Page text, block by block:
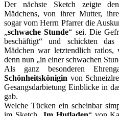
Der nächste Sketch zeigte
Mädchens, von ihrer Mutter,
sogar vom Herrn Pfarrer die
„schwache Stunde“ sei. Die
beschäftigt“ und schickten
Mädchen war letztendlich ratlos,
denn nun „in einer schwachen
Als ganz besonderen
Schönheitskönigin von
Gesangsdarbietung Einblicke in
gab.
Welche Tücken ein scheinbar